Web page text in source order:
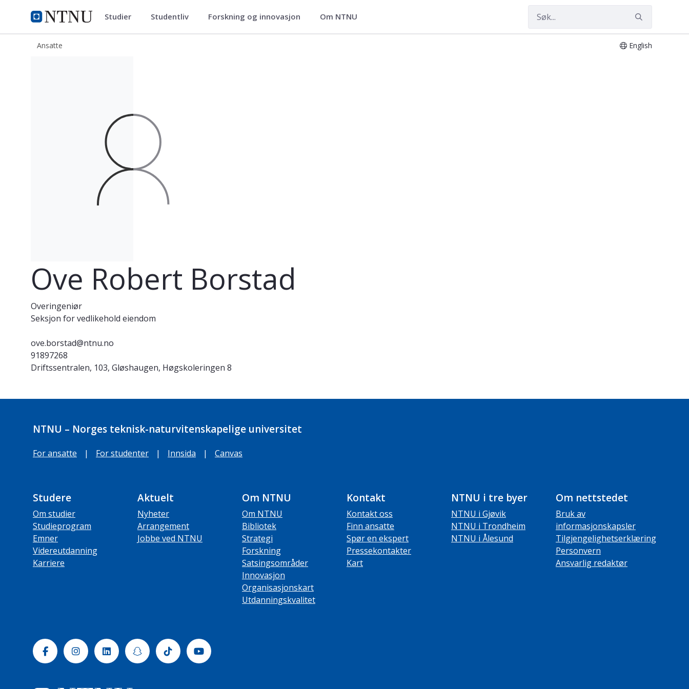
NTNU Hjemmeside
ntnu.no Studier Studentliv Forskning og innovasjon Om NTNU
Ansatte English
Ove Robert Borstad
Overingeniør
Seksjon for vedlikehold eiendom
ove.borstad@ntnu.no
91897268
Driftssentralen, 103, Gløshaugen, Høgskoleringen 8
NTNU – Norges teknisk-naturvitenskapelige universitet
For ansatte | For studenter | Innsida | Canvas
Studere
Om studier
Studieprogram
Emner
Videreutdanning
Karriere
Aktuelt
Nyheter
Arrangement
Jobbe ved NTNU
Om NTNU
Om NTNU
Bibliotek
Strategi
Forskning
Satsingsområder
Innovasjon
Organisasjonskart
Utdanningskvalitet
Kontakt
Kontakt oss
Finn ansatte
Spør en ekspert
Pressekontakter
Kart
NTNU i tre byer
NTNU i Gjøvik
NTNU i Trondheim
NTNU i Ålesund
Om nettstedet
Bruk av
informasjonskapsler
Tilgjengelighetserklæring
Personvern
Ansvarlig redaktør
FacebookInstagramLinkedinSnapchatTiktok Youtube